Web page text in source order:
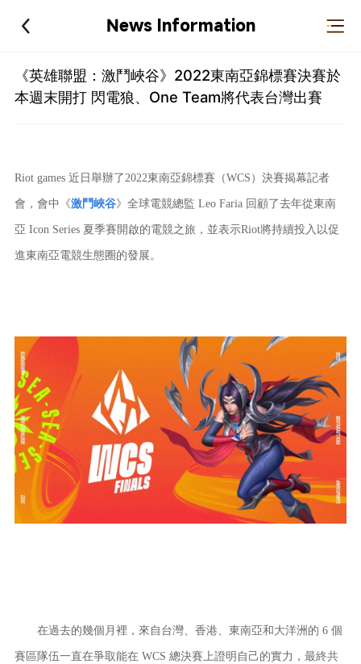
News Information
《英雄聯盟：激鬥峽谷》2022東南亞錦標賽決賽於
本週末開打 閃電狼、One Team將代表台灣出賽
Riot games 近日舉辦了2022東南亞錦標賽（WCS）決賽揭幕記者
會，會中《激鬥峽谷》全球電競總監 Leo Faria 回顧了去年從東南
亞 Icon Series 夏季賽開啟的電競之旅，並表示Riot將持續投入以促
進東南亞電競生態圈的發展。
在過去的幾個月裡，來自台灣、香港、東南亞和大洋洲的 6 個
賽區隊伍一直在爭取能在 WCS 總決賽上證明自己的實力，最終共